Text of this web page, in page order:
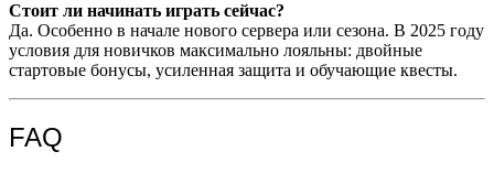
Стоит ли начинать играть сейчас?
Да. Особенно в начале нового сервера или сезона. В 2025 году
условия для новичков максимально лояльны: двойные
стартовые бонусы, усиленная защита и обучающие квесты.
FAQ